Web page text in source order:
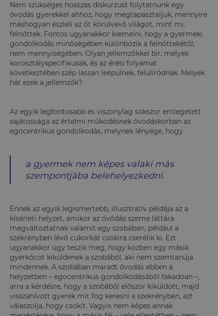
Nem szükséges hosszas diskurzust folytatnunk egy
óvodás gyerekkel ahhoz, hogy megtapasztaljuk, mennyire
máshogyan észleli az őt körülvevő világot, mint mi,
felnőttek. Fontos ugyanakkor kiemelni, hogy a gyermeki
gondolkodás minőségében különbözik a felnőttekétől,
nem mennyiségében. Olyan jellemzőkkel bír, melyek
korosztályspecifikusak, és az érési folyamat
következtében szép lassan leépülnek, felülíródnak. Melyek
hát ezek a jellemzők?
Az egyik legfontosabb és viszonylag sokszor emlegetett
sajátossága az értelmi működésnek óvodáskorban az
egocentrikus gondolkodás, melynek lényege, hogy
a gyermek nem képes valaki más
szempontjába belehelyezkedni.
Ennek az egyik legismertebb, illusztratív példája az a
kísérleti helyzet, amikor az óvódás szeme láttára
megváltoztatnak valamit egy szobában, például a
szekrényben lévő cukorkát csokira cserélik ki. Ezt
ugyanakkor úgy teszik meg, hogy közben egy másik
gyerkőcöt kiküldenek a szobából, aki nem szemtanúja
mindennek. A szobában maradt óvodás ebben a
helyzetben – egocentrikus gondolkodásából fakadóan –,
arra a kérdésre, hogy a szobából először kiküldött, majd
visszahívott gyerek mit fog keresni a szekrényben, azt
válaszolja, hogy csokit. Vagyis nem képes annak